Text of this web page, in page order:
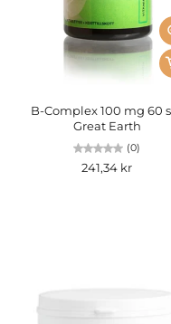
B-Complex 100 mg 60
Great Earth
(0)
241,34 kr